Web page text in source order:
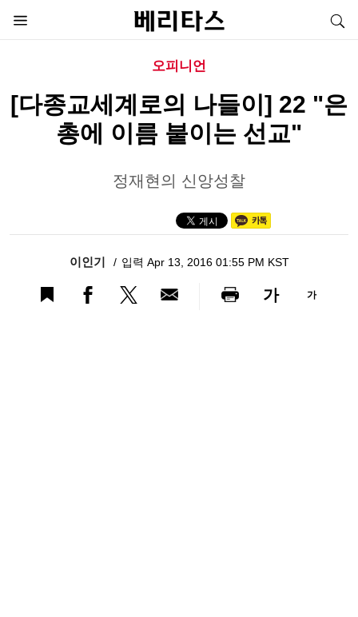
오피니언
[다종교세계로의 나들이] 22 "은
총에 이름 붙이는 선교"
정재현의 신앙성찰
이인기 입력 Apr 13, 2016 01:55 PM KST
가 가